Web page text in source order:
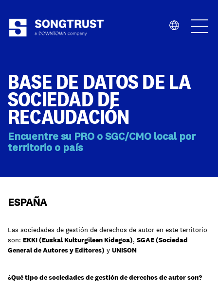
Qué Hacemos
Aprende
BASE DE DATOS DE LA
SOCIEDAD DE
RECAUDACIÓN
Encuentre su PRO o SGC/CMO local por
territorio o país
ESPAÑA
Las sociedades de gestión de derechos de autor en este territorio
son: EKKI (Euskal Kulturgileen Kidegoa), SGAE (Sociedad
General de Autores y Editores) y UNISON
¿Qué tipo de sociedades de gestión de derechos de autor son?